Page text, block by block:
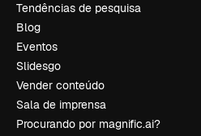
Tendências de pesquisa
Blog
Eventos
Slidesgo
Vender conteúdo
Sala de imprensa
Procurando por magnific.ai?